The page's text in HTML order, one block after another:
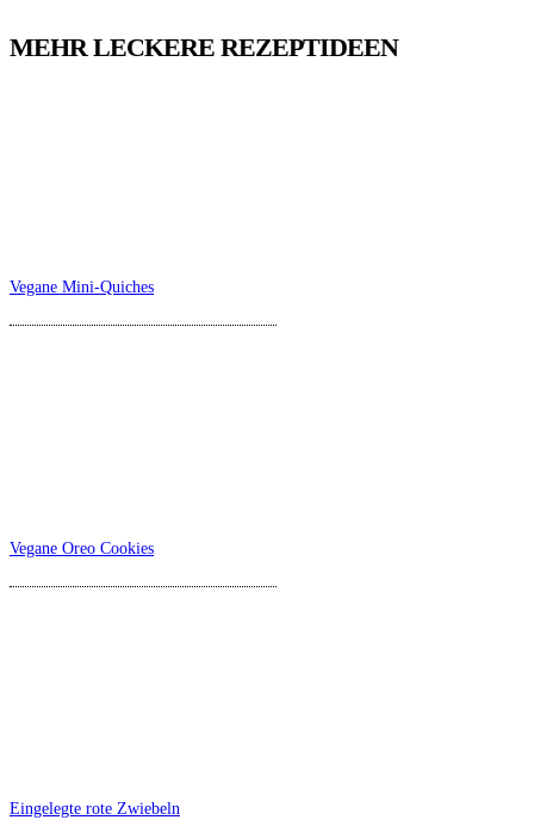
MEHR LECKERE REZEPTIDEEN
Vegane Mini-Quiches
Vegane Oreo Cookies
Eingelegte rote Zwiebeln